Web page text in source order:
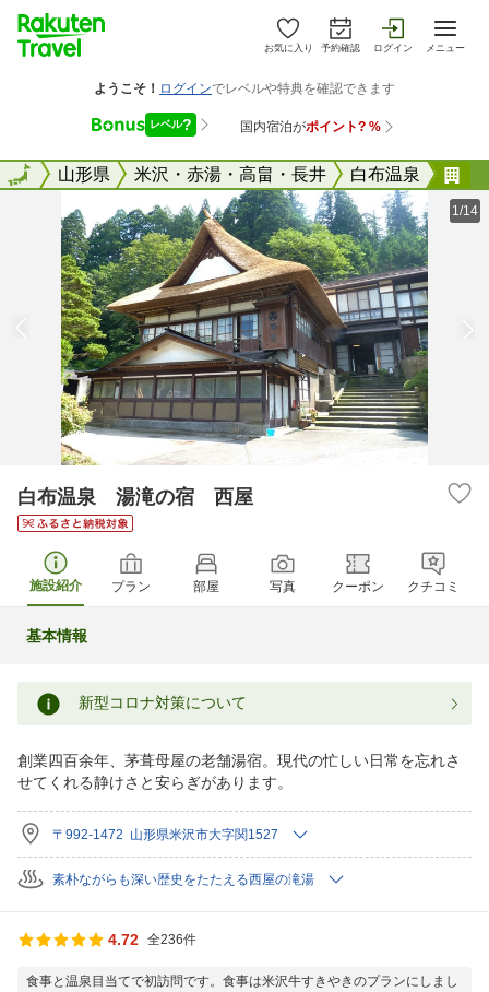
お気に入り 予約確認 ログイン メニュー
全国山形県 米沢・赤湯・高畠・長井 白布温泉
全国
1/14
白布温泉 湯滝の宿 西屋
施設紹介 プラン 部屋 写真 クーポン クチコミ
基本情報
新型コロナ対策について
創業四百余年、茅葺母屋の老舗湯宿。現代の忙しい日常を忘れさ
せてくれる静けさと安らぎがあります。
〒992-1472 山形県米沢市大字関1527
素朴ながらも深い歴史をたたえる西屋の滝湯
4.72 全236件
食事と温泉目当てで初訪問です。食事は米沢牛すきやきのプランにしまし